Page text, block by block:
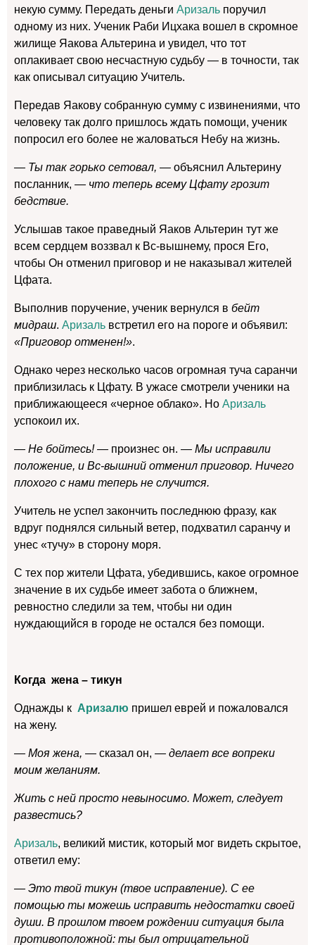
некую сумму. Передать деньги Аризаль поручил
одному из них. Ученик Раби Ицхака вошел в скромное
жилище Яакова Альтерина и увидел, что тот
оплакивает свою несчастную судьбу — в точности, так
как описывал ситуацию Учитель.
Передав Яакову собранную сумму с извинениями, что
человеку так долго пришлось ждать помощи, ученик
попросил его более не жаловаться Небу на жизнь.
— Ты так горько сетовал, — объяснил Альтерину
посланник, — что теперь всему Цфату грозит
бедствие.
Услышав такое праведный Яаков Альтерин тут же
всем сердцем воззвал к Вс-вышнему, прося Его,
чтобы Он отменил приговор и не наказывал жителей
Цфата.
Выполнив поручение, ученик вернулся в бейт
мидраш. Аризаль встретил его на пороге и объявил:
«Приговор отменен!».
Однако через несколько часов огромная туча саранчи
приблизилась к Цфату. В ужасе смотрели ученики на
приближающееся «черное облако». Но Аризаль
успокоил их.
— Не бойтесь! — произнес он. — Мы исправили
положение, и Вс-вышний отменил приговор. Ничего
плохого с нами теперь не случится.
Учитель не успел закончить последнюю фразу, как
вдруг поднялся сильный ветер, подхватил саранчу и
унес «тучу» в сторону моря.
С тех пор жители Цфата, убедившись, какое огромное
значение в их судьбе имеет забота о ближнем,
ревностно следили за тем, чтобы ни один
нуждающийся в городе не остался без помощи.
Когда жена – тикун
Однажды к Аризалю пришел еврей и пожаловался
на жену.
— Моя жена, — сказал он, — делает все вопреки
моим желаниям.
Жить с ней просто невыносимо. Может, следует
развестись?
Аризаль, великий мистик, который мог видеть скрытое,
ответил ему:
— Это твой тикун (твое исправление). С ее
помощью ты можешь исправить недостатки своей
души. В прошлом твоем рождении ситуация была
противоположной: ты был отрицательной